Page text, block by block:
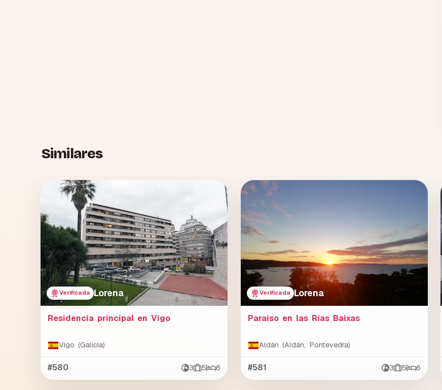
Similares
Verificada Lorena
Residencia principal en Vigo
Vigo (Galicia)
#580 3 5 6
Verificada Lorena
Paraíso en las Rías Baixas
Aldán (Aldán, Pontevedra)
#581 3 5 6